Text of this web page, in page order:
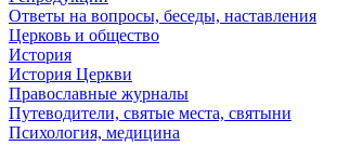
Ответы на вопросы, беседы, наставления
Церковь и общество
История
История Церкви
Православные журналы
Путеводители, святые места, святыни
Психология, медицина